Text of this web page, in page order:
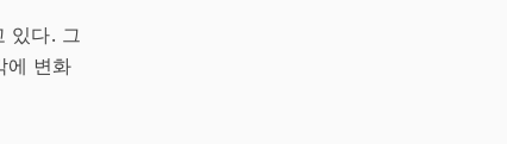
있다. 그
에 변화